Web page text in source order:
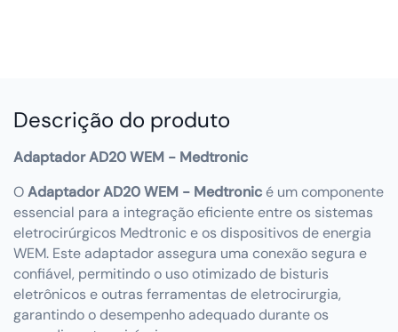
Descrição do produto
Adaptador AD20 WEM - Medtronic
OAdaptador AD20 WEM - Medtronicé um componente
essencial para a integração eficiente entre os sistemas
eletrocirúrgicos Medtronic e os dispositivos de energia
WEM. Este adaptador assegura uma conexão segura e
confiável, permitindo o uso otimizado de bisturis
eletrônicos e outras ferramentas de eletrocirurgia,
garantindo o desempenho adequado durante os